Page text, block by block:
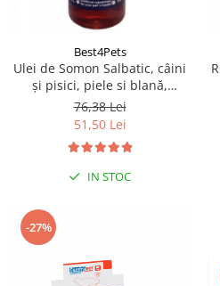
Best4Pets
Ulei de Somon Salbatic, câini
și pisici, piele si blană,
76,38 Lei
51,50 Lei
IN STOC
-27%